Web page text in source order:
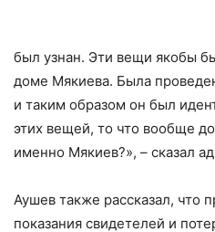
был узнан. Эти вещи якобы
доме Мякиева. Была
и таким образом он был
этих вещей, то что вообще
именно Мякиев?», – сказал
Аушев также рассказал, что
показания свидетелей и